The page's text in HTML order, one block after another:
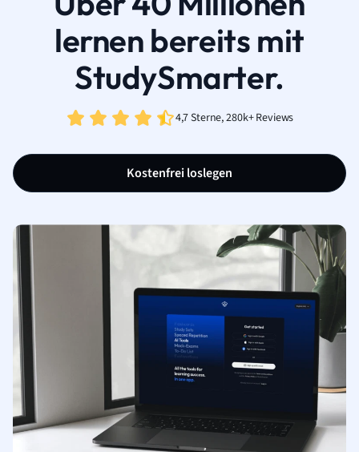
lernen bereits mit
StudySmarter.
4,7 Sterne, 280k+ Reviews
Kostenfrei loslegen